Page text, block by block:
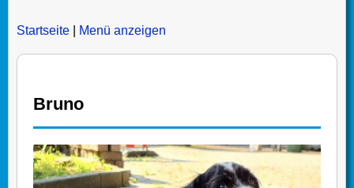
Startseite Menü anzeigen
Bruno